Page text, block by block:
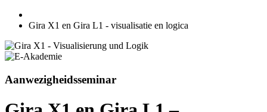
Gira X1 en Gira L1 - visualisatie en logica
Aanwezigheidsseminar